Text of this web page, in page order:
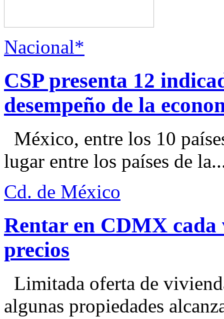
Nacional*
CSP presenta 12
desempeño de la
México, entre los 10
lugar entre los países de
Cd. de México
Rentar en CDMX cada
precios
Limitada oferta de
algunas propiedades